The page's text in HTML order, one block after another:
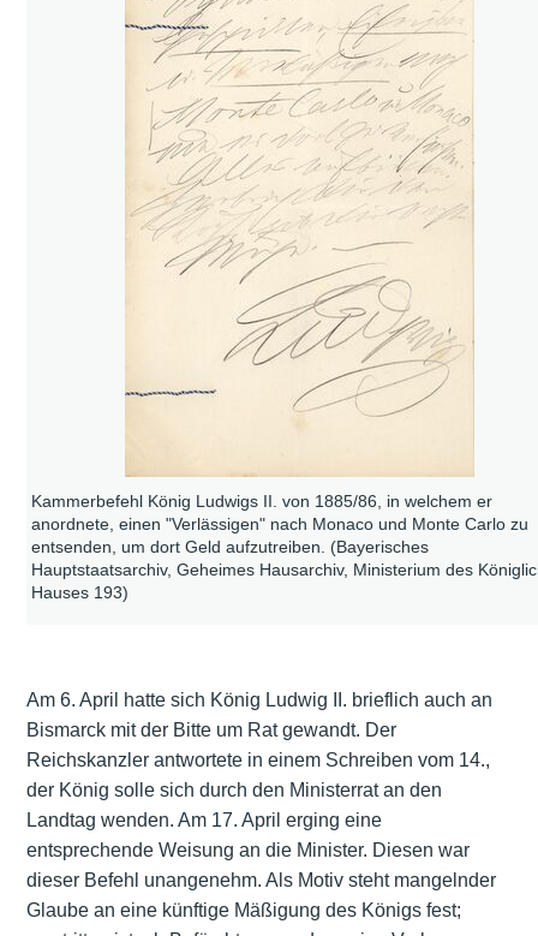
Kammerbefehl König Ludwigs II. von 1885/86, in welchem er
anordnete, einen "Verlässigen" nach Monaco und Monte Carlo zu
entsenden, um dort Geld aufzutreiben. (Bayerisches
Hauptstaatsarchiv, Geheimes Hausarchiv, Ministerium des
Hauses 193)
Am 6. April hatte sich König Ludwig II. brieflich auch an
Bismarck mit der Bitte um Rat gewandt. Der
Reichskanzler antwortete in einem Schreiben vom 14.,
der König solle sich durch den Ministerrat an den
Landtag wenden. Am 17. April erging eine
entsprechende Weisung an die Minister. Diesen war
dieser Befehl unangenehm. Als Motiv steht mangelnder
Glaube an eine künftige Mäßigung des Königs fest;